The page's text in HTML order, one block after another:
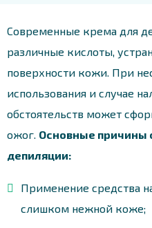
Современные крема для
различные кислоты,
поверхности кожи. При
использования и случае
обстоятельств может
ожог. Основные причины
депиляции:
Применение средства
слишком нежной коже;